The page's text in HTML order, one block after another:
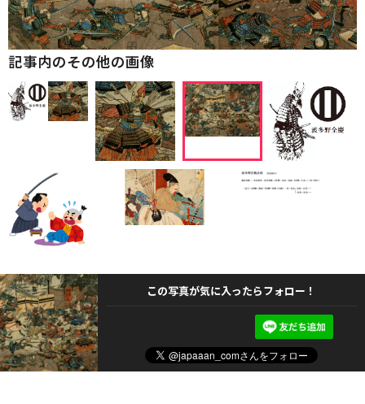
記事内のその他の画像
この写真が気に入ったらフォロー！